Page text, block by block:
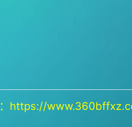
https://